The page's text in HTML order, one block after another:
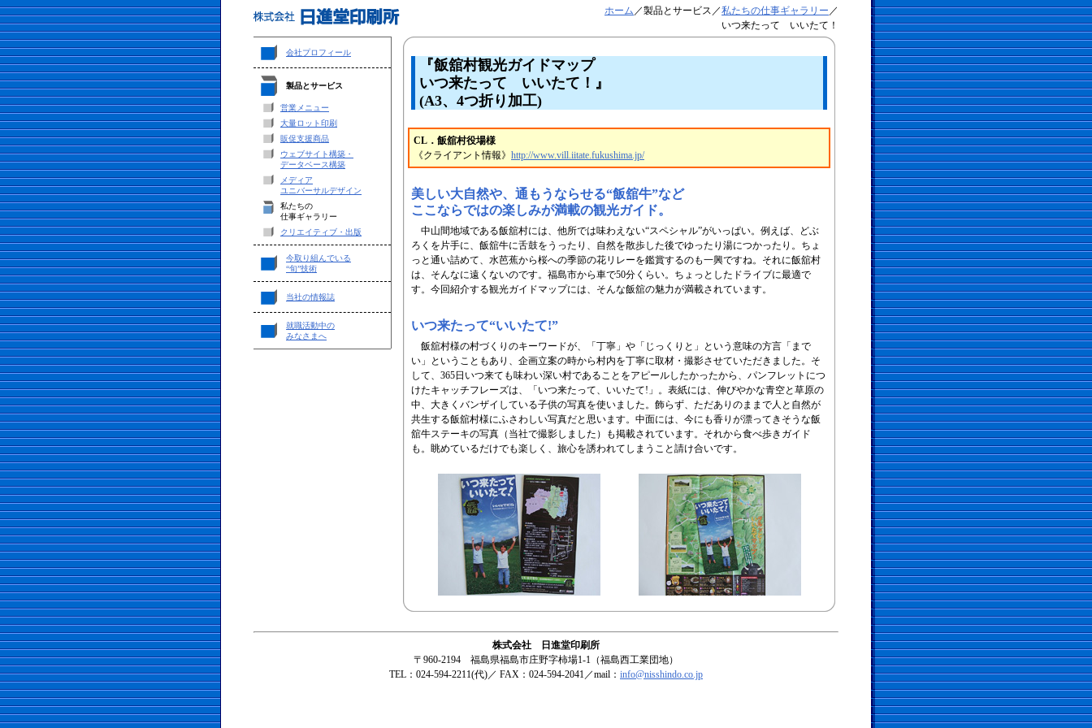
ホーム ／製品とサービス／私たちの仕事ギャラリー ／
いつ来たって いいたて！
会社プロフィール
製品とサービス
営業メニュー
大量ロット印刷
販促支援商品
ウェブサイト構築・
データベース構築
メディア
ユニバーサルデザイン
私たちの
仕事ギャラリー
クリエイティブ・出版
今取り組んでいる
“旬”技術
当社の情報誌
就職活動中の
みなさまへ
『飯舘村観光ガイドマップ
いつ来たって いいたて！』
(A3、4つ折り加工)
CL．飯舘村役場様
《クライアント情報》 http://www.vill.iitate.fukushima.jp/
美しい大自然や、通もうならせる“飯舘牛”など
ここならではの楽しみが満載の観光ガイド。
中山間地域である飯舘村には、他所では味わえない“スペシャル”がいっぱい。例えば、どぶ
ろくを片手に、飯舘牛に舌鼓をうったり、自然を散歩した後でゆったり湯につかったり。ちょ
っと通い詰めて、水芭蕉から桜への季節の花リレーを鑑賞するのも一興ですね。それに飯舘村
は、そんなに遠くないのです。福島市から車で50分くらい。ちょっとしたドライブに最適で
す。今回紹介する観光ガイドマップには、そんな飯舘の魅力が満載されています。
いつ来たって“いいたて!”
飯舘村様の村づくりのキーワードが、「丁寧」や「じっくりと」という意味の方言「まで
い」ということもあり、企画立案の時から村内を丁寧に取材・撮影させていただきました。そ
して、365日いつ来ても味わい深い村であることをアピールしたかったから、パンフレットにつ
けたキャッチフレーズは、「いつ来たって、いいたて!」。表紙には、伸びやかな青空と草原の
中、大きくバンザイしている子供の写真を使いました。飾らず、ただありのままで人と自然が
共生する飯舘村様にふさわしい写真だと思います。中面には、今にも香りが漂ってきそうな飯
舘牛ステーキの写真（当社で撮影しました）も掲載されています。それから食べ歩きガイド
も。眺めているだけでも楽しく、旅心を誘われてしまうこと請け合いです。
株式会社 日進堂印刷所
〒960-2194 福島県福島市庄野字柿場1-1（福島西工業団地）
TEL：024-594-2211(代)／ FAX：024-594-2041／mail： info@nisshindo.co.jp